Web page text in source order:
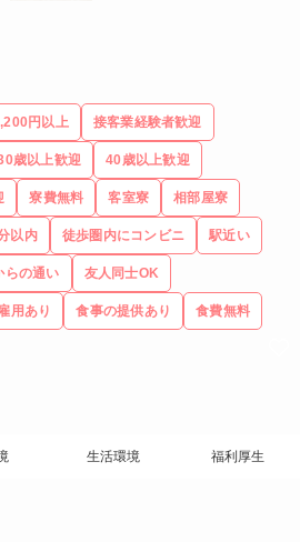
円以上 接客業経験者歓迎
歳以上歓迎 40歳以上歓迎
寮費無料 客室寮 相部屋寮
以内 徒歩圏内にコンビニ 駅近い
らの通い 友人同士OK
用あり 食事の提供あり 食費無料
生活環境 福利厚生